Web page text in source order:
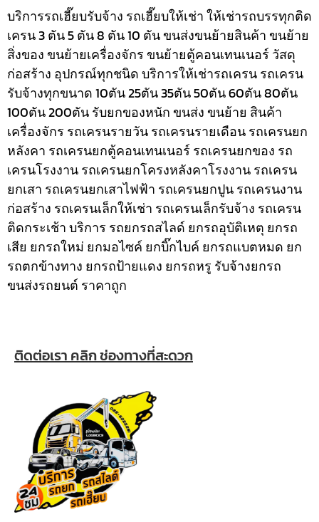
บริการรถเฮี๊ยบรับจ้าง รถเฮี๊ยบให้เช่า ให้เช่ารถบรรทุกติด
เครน 3 ตัน 5 ตัน 8 ตัน 10 ตัน ขนส่งขนย้ายสินค้า ขนย้าย
สิ่งของ ขนย้ายเครื่องจักร ขนย้ายตู้คอนเทนเนอร์ วัสดุ
ก่อสร้าง อุปกรณ์ทุกชนิดบริการให้เช่ารถเครน รถเครน
รับจ้างทุกขนาด 10ตัน 25ตัน 35ตัน 50ตัน 60ตัน 80ตัน
100ตัน 200ตัน รับยกของหนัก ขนส่ง ขนย้าย สินค้า
เครื่องจักร รถเครนรายวัน รถเครนรายเดือน รถเครนยก
หลังคา รถเครนยกตู้คอนเทนเนอร์ รถเครนยกของ รถ
เครนโรงงาน รถเครนยกโครงหลังคาโรงงาน รถเครน
ยกเสา รถเครนยกเสาไฟฟ้า รถเครนยกปูน รถเครนงาน
ก่อสร้าง รถเครนเล็กให้เช่า รถเครนเล็กรับจ้าง รถเครน
ติดกระเช้าบริการ รถยกรถสไลด์ ยกรถอุบัติเหตุ ยกรถ
เสีย ยกรถใหม่ ยกมอไซค์ ยกบิ๊กไบค์ ยกรถแบตหมด ยก
รถตกข้างทาง ยกรถป้ายแดง ยกรถหรู รับจ้างยกรถ
ขนส่งรถยนต์ ราคาถูก
ติดต่อเรา คลิก ช่องทางที่สะดวก